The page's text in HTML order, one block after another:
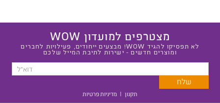
מצטרפים למועדון WOW
לא תפסיקו להגיד WOW! מבצעים ייחודים, פעילויות לחברים
ומוצרים חדשים - ישירות לתיבת המייל שלכם
תקנון | מדיניות פרטיות